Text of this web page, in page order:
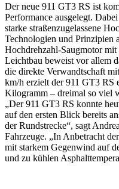
Der neue 911 GT3 RS ist
Performance ausgelegt.
starke straßenzugelassene
Technologien und Prinzipien
Hochdrehzahl-Saugmotor
Leichtbau beweist vor allem
die direkte Verwandtschaft
km/h erzielt der 911 GT3 RS
Kilogramm – dreimal so viel
„Der 911 GT3 RS konnte
auf den ersten Blick bereits
der Rundstrecke“, sagt
Fahrzeuge. „In Anbetracht
mit starkem Gegenwind auf
und zu kühlen